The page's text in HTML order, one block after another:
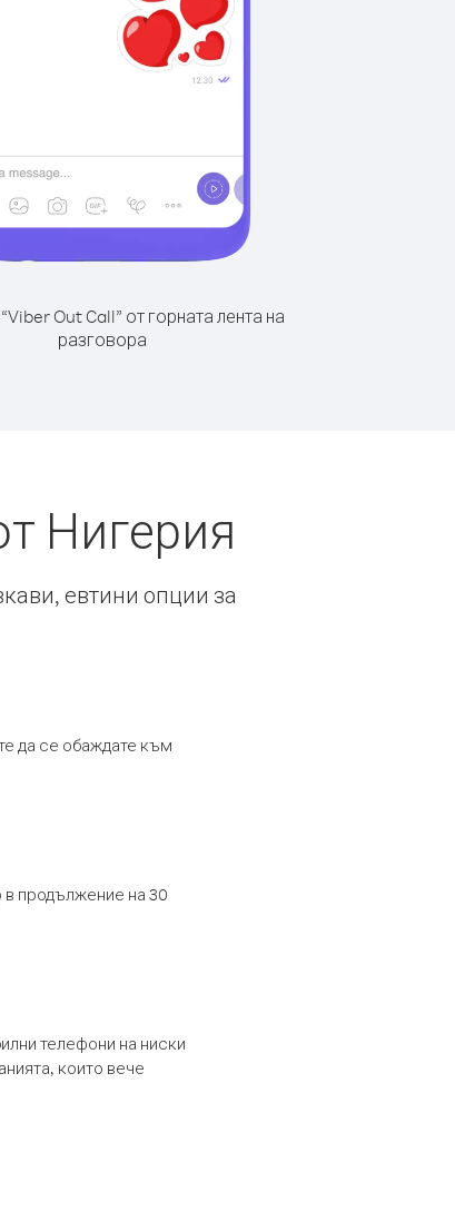
Out Call” от горната лента на
разговора
Нигерия
евтини опции за
да се обаждате към
в продължение на 30
телефони на ниски
които вече